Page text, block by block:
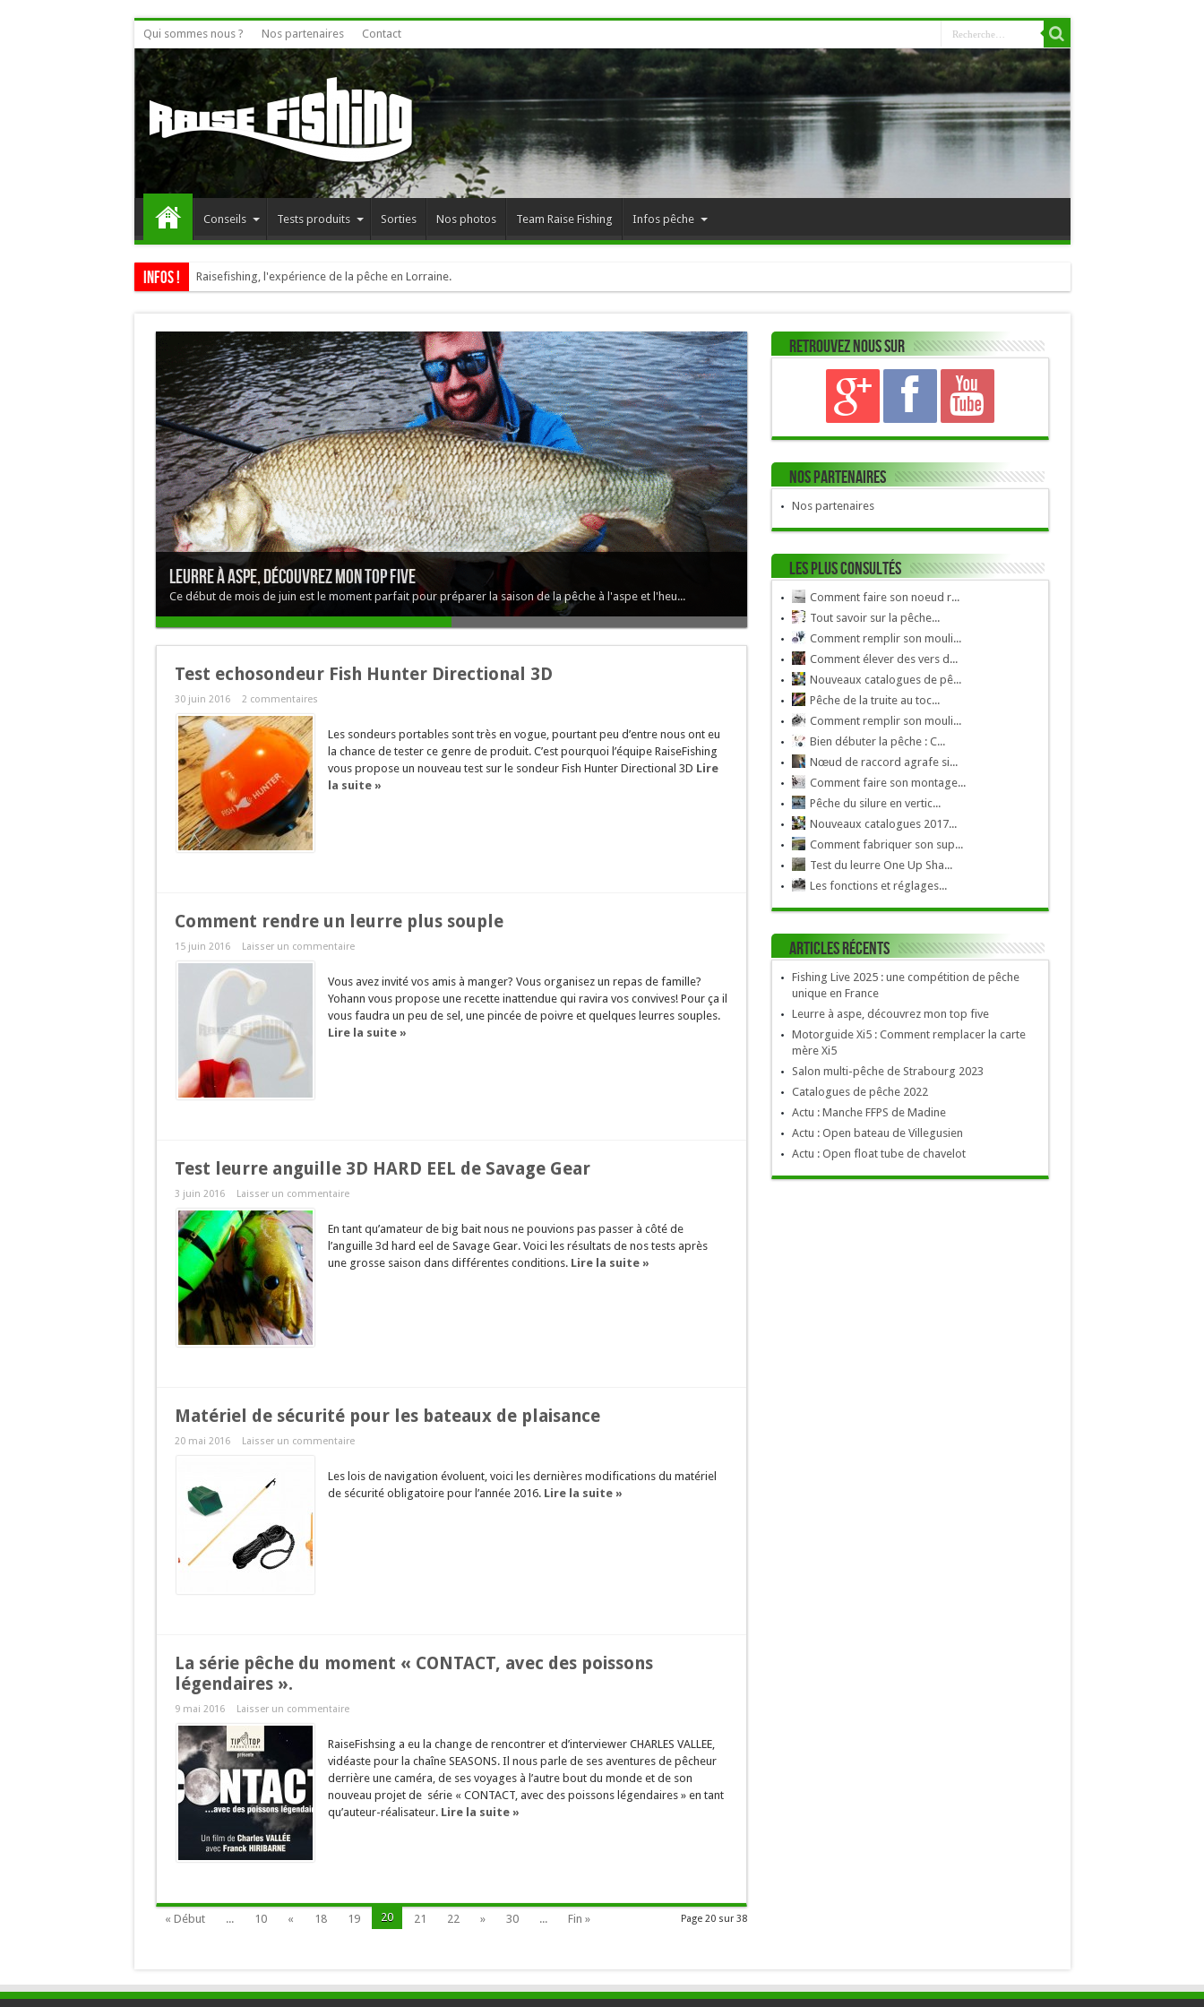
Qui sommes nous ? Nos partenaires Contact
Conseils Tests produits Sorties Nos photos Team Raise Fishing Infos pêche
Infos ! Raisefishing, l'expérience de la pêche en Lorraine.
Leurre à aspe, découvrez mon top five
Ce début de mois de juin est le moment parfait pour préparer la saison de la pêche à l'aspe et l'heu...
Test echosondeur Fish Hunter Directional 3D
30 juin 2016 2 commentaires
Les sondeurs portables sont très en vogue, pourtant peu d’entre nous ont eu
la chance de tester ce genre de produit. C’est pourquoi l’équipe RaiseFishing
vous propose un nouveau test sur le sondeur Fish Hunter Directional 3D Lire
la suite »
Comment rendre un leurre plus souple
15 juin 2016 Laisser un commentaire
Vous avez invité vos amis à manger? Vous organisez un repas de famille?
Yohann vous propose une recette inattendue qui ravira vos convives! Pour ça il
vous faudra un peu de sel, une pincée de poivre et quelques leurres souples.
Lire la suite »
Test leurre anguille 3D HARD EEL de Savage Gear
3 juin 2016 Laisser un commentaire
En tant qu’amateur de big bait nous ne pouvions pas passer à côté de
l’anguille 3d hard eel de Savage Gear. Voici les résultats de nos tests après
une grosse saison dans différentes conditions. Lire la suite »
Matériel de sécurité pour les bateaux de plaisance
20 mai 2016 Laisser un commentaire
Les lois de navigation évoluent, voici les dernières modifications du matériel
de sécurité obligatoire pour l’année 2016. Lire la suite »
La série pêche du moment « CONTACT, avec des poissons
légendaires ».
9 mai 2016 Laisser un commentaire
RaiseFishsing a eu la change de rencontrer et d’interviewer CHARLES VALLEE,
vidéaste pour la chaîne SEASONS. Il nous parle de ses aventures de pêcheur
derrière une caméra, de ses voyages à l’autre bout du monde et de son
nouveau projet de série « CONTACT, avec des poissons légendaires » en tant
qu’auteur-réalisateur. Lire la suite »
Page 20 sur 38
« Début ... 10 « 18 19 20 21 22 » 30 ... Fin »
Retrouvez nous sur
Nos Partenaires
Nos partenaires
Les plus consultés
Comment faire son noeud r...
Tout savoir sur la pêche...
Comment remplir son mouli...
Comment élever des vers d...
Nouveaux catalogues de pê...
Pêche de la truite au toc...
Comment remplir son mouli...
Bien débuter la pêche : C...
Nœud de raccord agrafe si...
Comment faire son montage...
Pêche du silure en vertic...
Nouveaux catalogues 2017...
Comment fabriquer son sup...
Test du leurre One Up Sha...
Les fonctions et réglages...
Articles récents
Fishing Live 2025 : une compétition de pêche
unique en France
Leurre à aspe, découvrez mon top five
Motorguide Xi5 : Comment remplacer la carte
mère Xi5
Salon multi-pêche de Strabourg 2023
Catalogues de pêche 2022
Actu : Manche FFPS de Madine
Actu : Open bateau de Villegusien
Actu : Open float tube de chavelot